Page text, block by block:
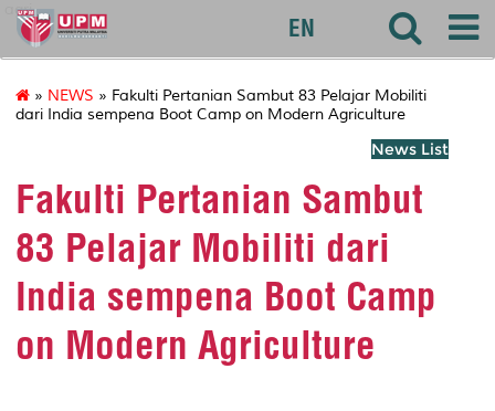
agri
EN
» NEWS » Fakulti Pertanian Sambut 83 Pelajar Mobiliti
dari India sempena Boot Camp on Modern Agriculture
News List
Fakulti Pertanian Sambut
83 Pelajar Mobiliti dari
India sempena Boot Camp
on Modern Agriculture